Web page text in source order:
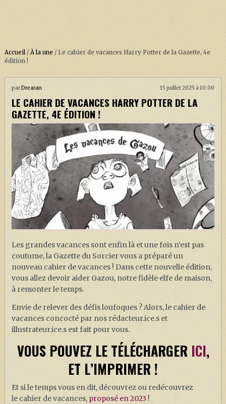
ACCUEIL
À PROPOS
SOUTENEZ-NOUS !
LA SÉRIE HARRY POTTER (REBOOT)
HARRY POTTER : LIVRES
BIOPICS DE HARRY POTTER
LES ANIMAUX FANTASTIQUES
J. K. ROWLING
ARTISANAT MOLDU
FANDOM
CULTURE
PODCASTS
LES GRANDS ARTICLES DE LA GAZETTE
JEUX
Accueil/ À la une / Le cahier de vacances Harry Potter de la Gazette, 4e
édition !
parDrearan 15 juillet 2025 à 10:00
LE CAHIER DE VACANCES HARRY POTTER DE LA
GAZETTE, 4E ÉDITION !
Les grandes vacances sont enfin là et une fois n’est pas
coutume, la Gazette du Sorcier vous a préparé un
nouveau cahier de vacances ! Dans cette nouvelle édition,
vous allez devoir aider Gazou, notre fidèle elfe de maison,
à remonter le temps.
Envie de relever des défis loufoques ? Alors, le cahier de
vacances concocté par nos rédacteur.ice.s et
illustrateur.ice.s est fait pour vous.
VOUS POUVEZ LE TÉLÉCHARGER ICI,
ET L’IMPRIMER !
Et si le temps vous en dit, découvrez ou redécouvrez
le cahier de vacances, proposé en 2023 !